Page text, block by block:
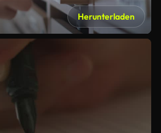
Herunterladen